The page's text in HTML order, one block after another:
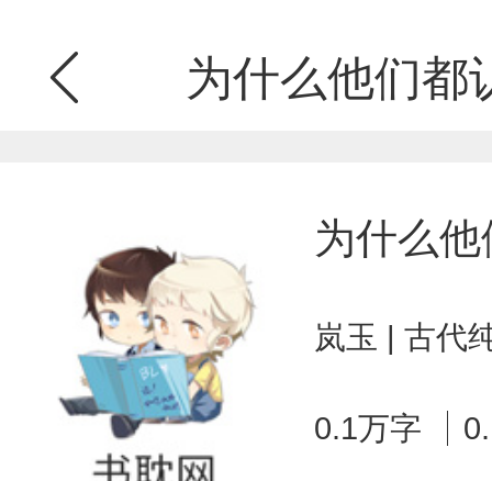
为什么他们都
为什么
岚玉 | 古代
0.1万字